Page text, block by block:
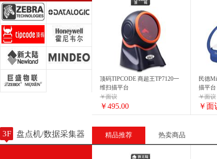
顶码TIPCODE 商超王TP7120一
维扫描平台
￥面议
￥495.00
民德
描平台
￥面议
￥面
3F 盘点机/数据采集器 精品推荐 热卖商品